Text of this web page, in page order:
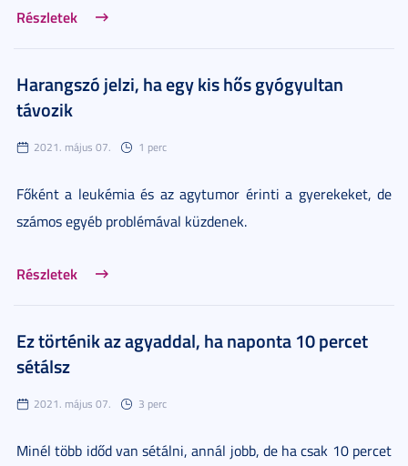
Részletek
Harangszó jelzi, ha egy kis hős gyógyultan
távozik
2021. május 07. 1 perc
Főként a leukémia és az agytumor érinti a gyerekeket, de
számos egyéb problémával küzdenek.
Részletek
Ez történik az agyaddal, ha naponta 10 percet
sétálsz
2021. május 07. 3 perc
Minél több időd van sétálni, annál jobb, de ha csak 10 percet